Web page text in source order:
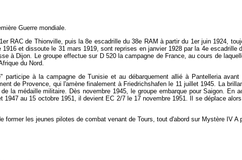
Guerre mondiale.
RAC de Thionville, puis la 8e escadrille du 38e RAM à partir du 1er juin 1924,
et dissoute le 31 mars 1919, sont reprises en janvier 1928 par la 4e escadrille
à Dijon. Le groupe effectue sur D 520 la campagne de France, au cours de
du Nord.
à la campagne de Tunisie et au débarquement allié à Pantelleria
de Provence, qui l'amène finalement à Friedrichshafen le 11 juillet 1945. La
la médaille militaire. Dès novembre 1945, le groupe embarque pour Saigon. En
au 15 octobre 1951, il devient EC 2/7 le 17 novembre 1951. Il se déplace
les jeunes pilotes de combat venant de Tours, tout d'abord sur Mystère IV A